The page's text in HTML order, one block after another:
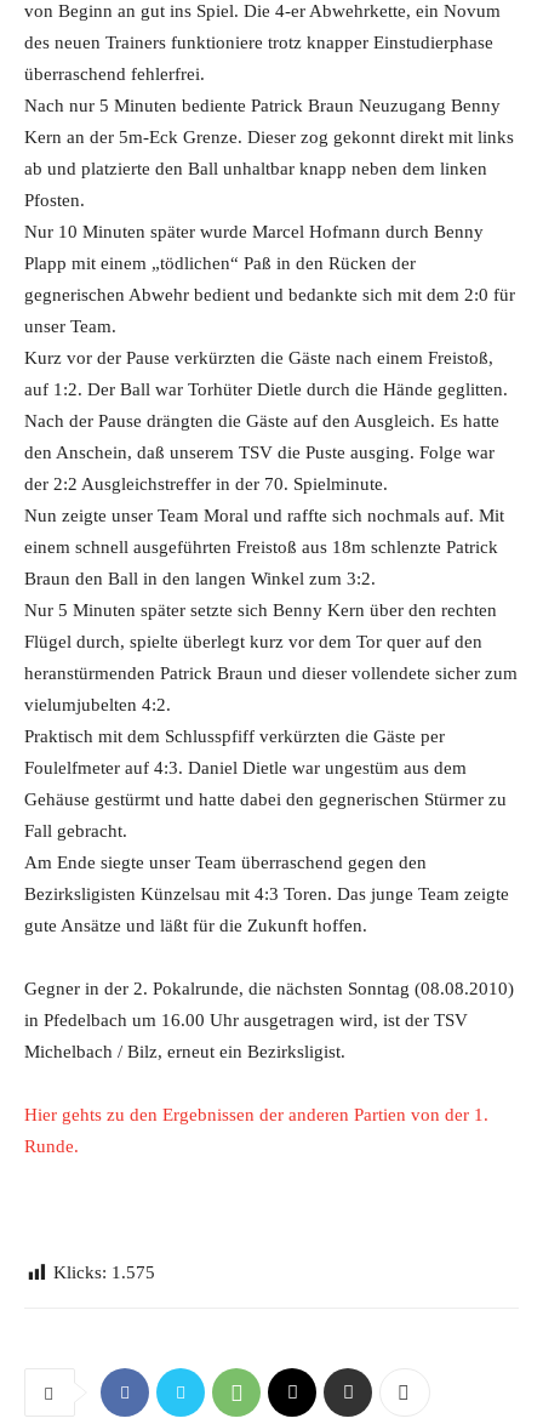
von Beginn an gut ins Spiel. Die 4-er Abwehrkette, ein Novum
des neuen Trainers funktioniere trotz knapper Einstudierphase
überraschend fehlerfrei.
Nach nur 5 Minuten bediente Patrick Braun Neuzugang Benny
Kern an der 5m-Eck Grenze. Dieser zog gekonnt direkt mit links
ab und platzierte den Ball unhaltbar knapp neben dem linken
Pfosten.
Nur 10 Minuten später wurde Marcel Hofmann durch Benny
Plapp mit einem „tödlichen“ Paß in den Rücken der
gegnerischen Abwehr bedient und bedankte sich mit dem 2:0 für
unser Team.
Kurz vor der Pause verkürzten die Gäste nach einem Freistoß,
auf 1:2. Der Ball war Torhüter Dietle durch die Hände geglitten.
Nach der Pause drängten die Gäste auf den Ausgleich. Es hatte
den Anschein, daß unserem TSV die Puste ausging. Folge war
der 2:2 Ausgleichstreffer in der 70. Spielminute.
Nun zeigte unser Team Moral und raffte sich nochmals auf. Mit
einem schnell ausgeführten Freistoß aus 18m schlenzte Patrick
Braun den Ball in den langen Winkel zum 3:2.
Nur 5 Minuten später setzte sich Benny Kern über den rechten
Flügel durch, spielte überlegt kurz vor dem Tor quer auf den
heranstürmenden Patrick Braun und dieser vollendete sicher zum
vielumjubelten 4:2.
Praktisch mit dem Schlusspfiff verkürzten die Gäste per
Foulelfmeter auf 4:3. Daniel Dietle war ungestüm aus dem
Gehäuse gestürmt und hatte dabei den gegnerischen Stürmer zu
Fall gebracht.
Am Ende siegte unser Team überraschend gegen den
Bezirksligisten Künzelsau mit 4:3 Toren. Das junge Team zeigte
gute Ansätze und läßt für die Zukunft hoffen.
Gegner in der 2. Pokalrunde, die nächsten Sonntag (08.08.2010)
in Pfedelbach um 16.00 Uhr ausgetragen wird, ist der TSV
Michelbach / Bilz, erneut ein Bezirksligist.
Hier gehts zu den Ergebnissen der anderen Partien von der 1.
Runde.
Klicks: 1.575